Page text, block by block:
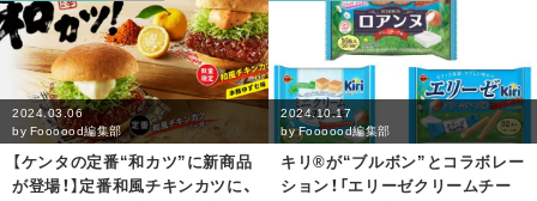
2024.03.06
by Foooood編集部
【ケンタの定番“和カツ”に新商品
が登場！】定番和風チキンカツに、
2024.10.17
byFoooood編集部
キリ®︎が“ブルボン”とコラボレー
ション！「エリーゼクリームチー